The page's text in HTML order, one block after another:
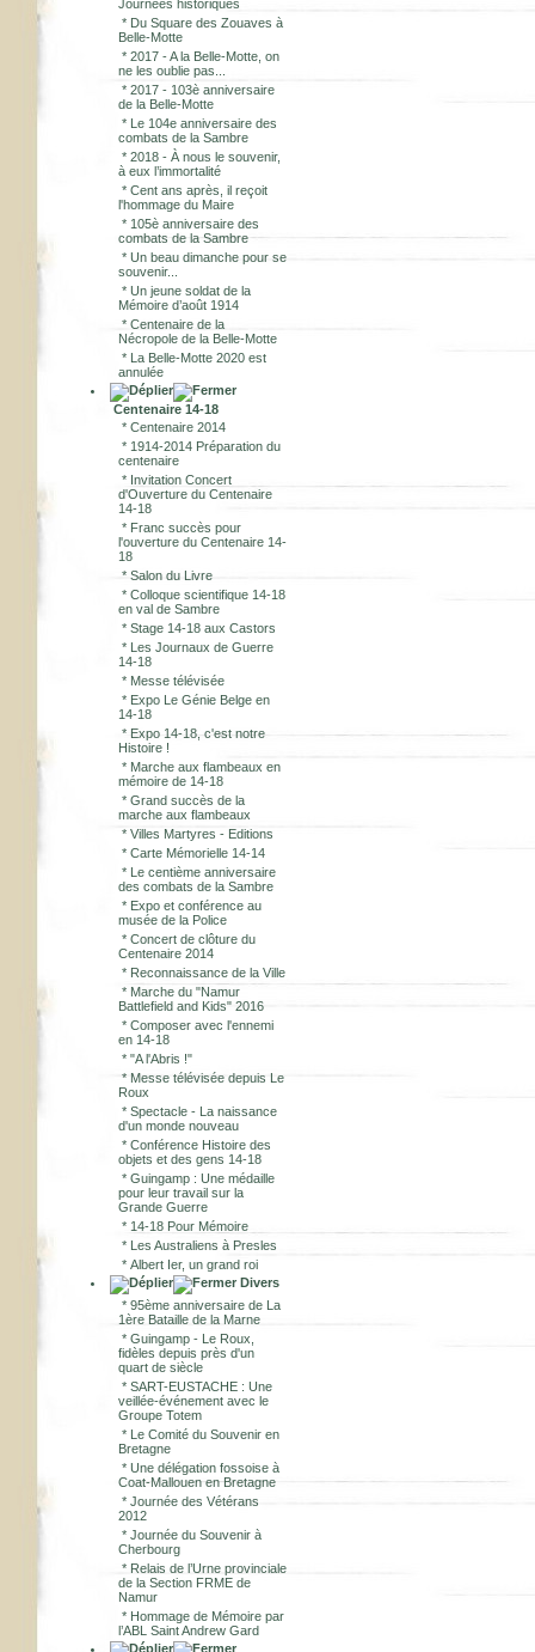
Journées historiques
* Du Square des Zouaves à
Belle-Motte
* 2017 - A la Belle-Motte, on
ne les oublie pas...
* 2017 - 103è anniversaire
de la Belle-Motte
* Le 104e anniversaire des
combats de la Sambre
* 2018 - À nous le souvenir,
à eux l’immortalité
* Cent ans après, il reçoit
l'hommage du Maire
* 105è anniversaire des
combats de la Sambre
* Un beau dimanche pour se
souvenir...
* Un jeune soldat de la
Mémoire d’août 1914
* Centenaire de la
Nécropole de la Belle-Motte
* La Belle-Motte 2020 est
annulée
Centenaire 14-18
* Centenaire 2014
* 1914-2014 Préparation du
centenaire
* Invitation Concert
d'Ouverture du Centenaire
14-18
* Franc succès pour
l'ouverture du Centenaire 14-
18
* Salon du Livre
* Colloque scientifique 14-18
en val de Sambre
* Stage 14-18 aux Castors
* Les Journaux de Guerre
14-18
* Messe télévisée
* Expo Le Génie Belge en
14-18
* Expo 14-18, c'est notre
Histoire !
* Marche aux flambeaux en
mémoire de 14-18
* Grand succès de la
marche aux flambeaux
* Villes Martyres - Editions
* Carte Mémorielle 14-14
* Le centième anniversaire
des combats de la Sambre
* Expo et conférence au
musée de la Police
* Concert de clôture du
Centenaire 2014
* Reconnaissance de la Ville
* Marche du "Namur
Battlefield and Kids" 2016
* Composer avec l'ennemi
en 14-18
* "A l'Abris !"
* Messe télévisée depuis Le
Roux
* Spectacle - La naissance
d'un monde nouveau
* Conférence Histoire des
objets et des gens 14-18
* Guingamp : Une médaille
pour leur travail sur la
Grande Guerre
* 14-18 Pour Mémoire
* Les Australiens à Presles
* Albert Ier, un grand roi
Divers
* 95ème anniversaire de La
1ère Bataille de la Marne
* Guingamp - Le Roux,
fidèles depuis près d'un
quart de siècle
* SART-EUSTACHE : Une
veillée-événement avec le
Groupe Totem
* Le Comité du Souvenir en
Bretagne
* Une délégation fossoise à
Coat-Mallouen en Bretagne
* Journée des Vétérans
2012
* Journée du Souvenir à
Cherbourg
* Relais de l’Urne provinciale
de la Section FRME de
Namur
* Hommage de Mémoire par
l’ABL Saint Andrew Gard